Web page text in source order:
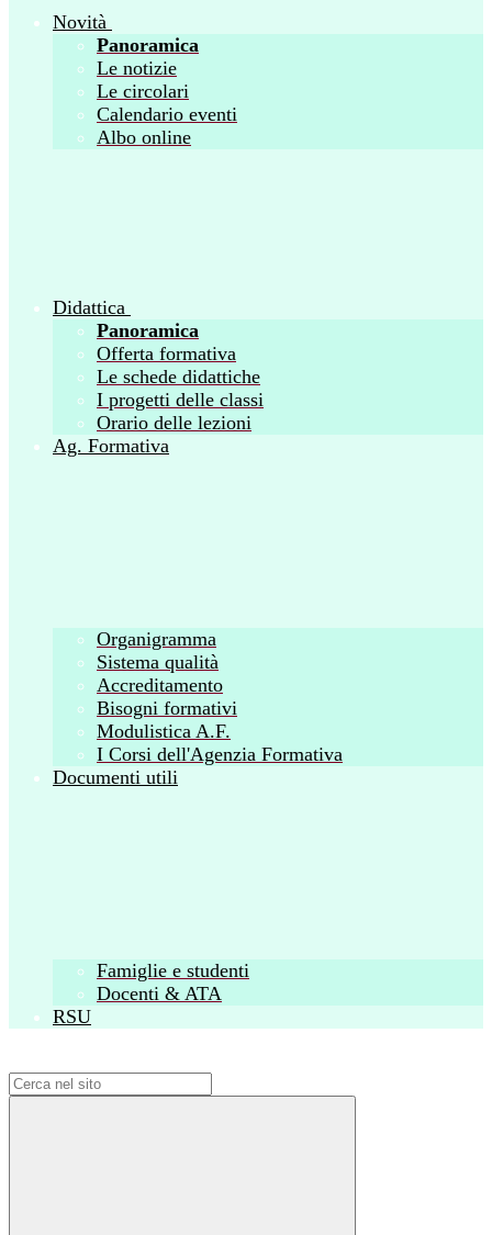
Novità
Panoramica
Le notizie
Le circolari
Calendario eventi
Albo online
Didattica
Panoramica
Offerta formativa
Le schede didattiche
I progetti delle classi
Orario delle lezioni
Ag. Formativa
Organigramma
Sistema qualità
Accreditamento
Bisogni formativi
Modulistica A.F.
I Corsi dell'Agenzia Formativa
Documenti utili
Famiglie e studenti
Docenti & ATA
RSU